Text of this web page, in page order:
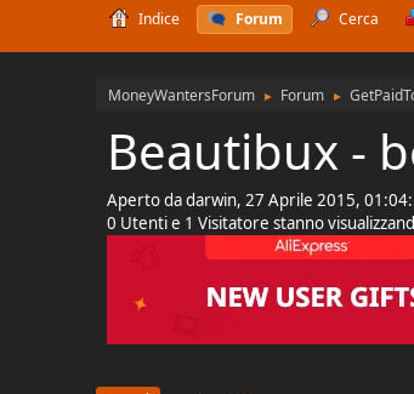
Indice Forum Cerca
MoneyWantersForum ► Forum ►
Beautibux -
Aperto da darwin, 27 Aprile 2015,
0 Utenti e 1 Visitatore stanno